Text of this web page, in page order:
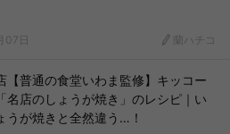
日 蘭ハチコ
【普通の食堂いわま監修】キッコー
名店のしょうが焼き」のレシピ｜い
うが焼きと全然違う…！